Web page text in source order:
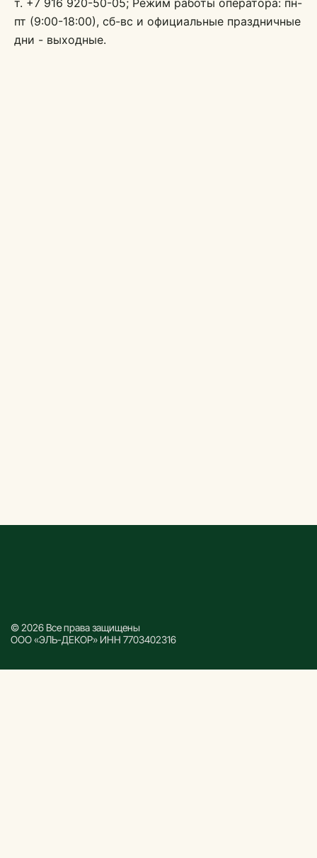
т. +7 916 920-50-05; Режим работы оператора: пн-
пт (9:00-18:00), сб-вс и официальные праздничные
дни - выходные.
© 2026 Все права защищены
ООО «ЭЛЬ-ДЕКОР» ИНН 7703402316